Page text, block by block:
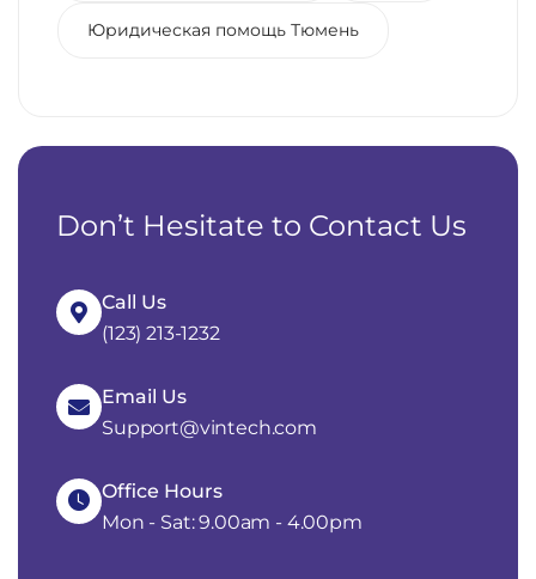
Юридическая помощь Тюмень
Don’t Hesitate to Contact Us
Call Us
(123) 213-1232
Email Us
Support@vintech.com
Office Hours
Mon - Sat: 9.00am - 4.00pm